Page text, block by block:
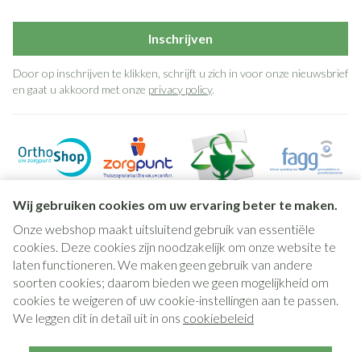
Wij gebruiken cookies om uw ervaring beter te maken.
Onze webshop maakt uitsluitend gebruik van essentiële
cookies. Deze cookies zijn noodzakelijk om onze website te
laten functioneren. We maken geen gebruik van andere
soorten cookies; daarom bieden we geen mogelijkheid om
cookies te weigeren of uw cookie-instellingen aan te passen.
We leggen dit in detail uit in ons cookiebeleid
Inschrijven
Door op inschrijven te klikken, schrijft u zich in voor onze nieuwsbrief
en gaat u akkoord met onze privacy policy.
Juridische links